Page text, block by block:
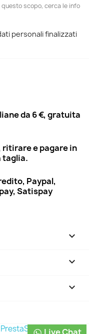
scopo, cerca le info
personali finalizzati
da 6 €, gratuita
ritirare e pagare in
taglia.
Paypal,
Satispay


